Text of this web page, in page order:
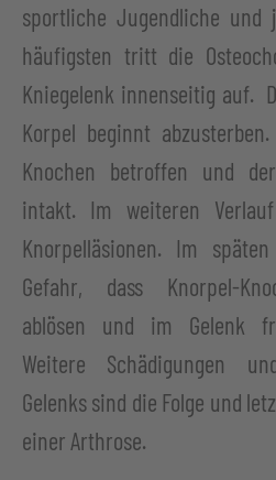
sportliche Jugendliche und
häufigsten tritt die
Kniegelenk innenseitig auf.
Korpel beginnt
Knochen betroffen und
intakt. Im weiteren
Knorpelläsionen. Im
Gefahr, dass Knorpel-
ablösen und im Gelenk
Weitere Schädigungen
Gelenks sind die Folge und
einer Arthrose.